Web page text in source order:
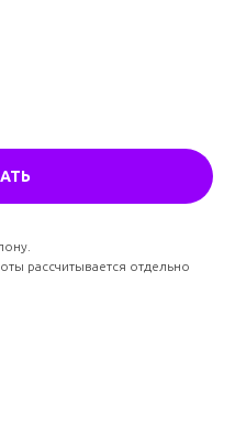
рассчитывается отдельно